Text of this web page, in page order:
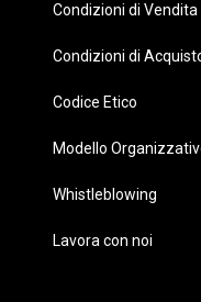
Condizioni di Vendita
Condizioni di
Codice Etico
Modello
Whistleblowing
Lavora con noi